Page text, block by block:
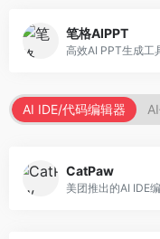
笔格AIPPT
AI IDE/代码编辑器
CatPaw